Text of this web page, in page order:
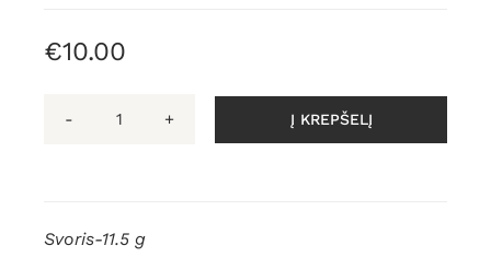
€10.00
gintaro
Į KREPŠELĮ
Svoris-11.5 g